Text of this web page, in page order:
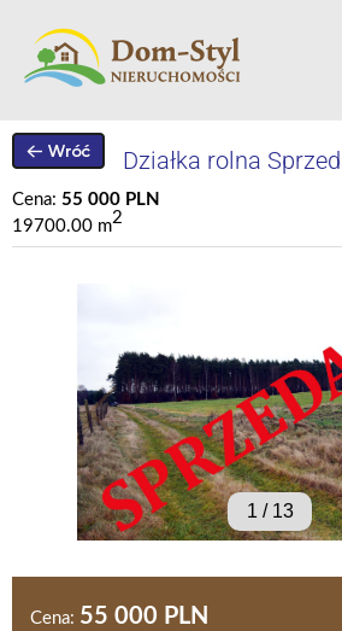
treści
1 / 13
Działka rolna
Cena: 55 000 PLN
19700.00 m2
Cena: 55 000 PLN